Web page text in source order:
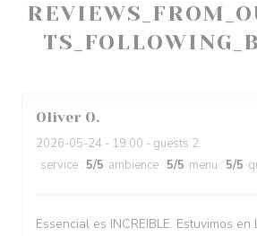
Oliver O
2026-05-24 - 19:00 - guests 2
service : 5/5 ambience : 5/5 menu : 5/5
Essencial es INCREIBLE. Estuvimos